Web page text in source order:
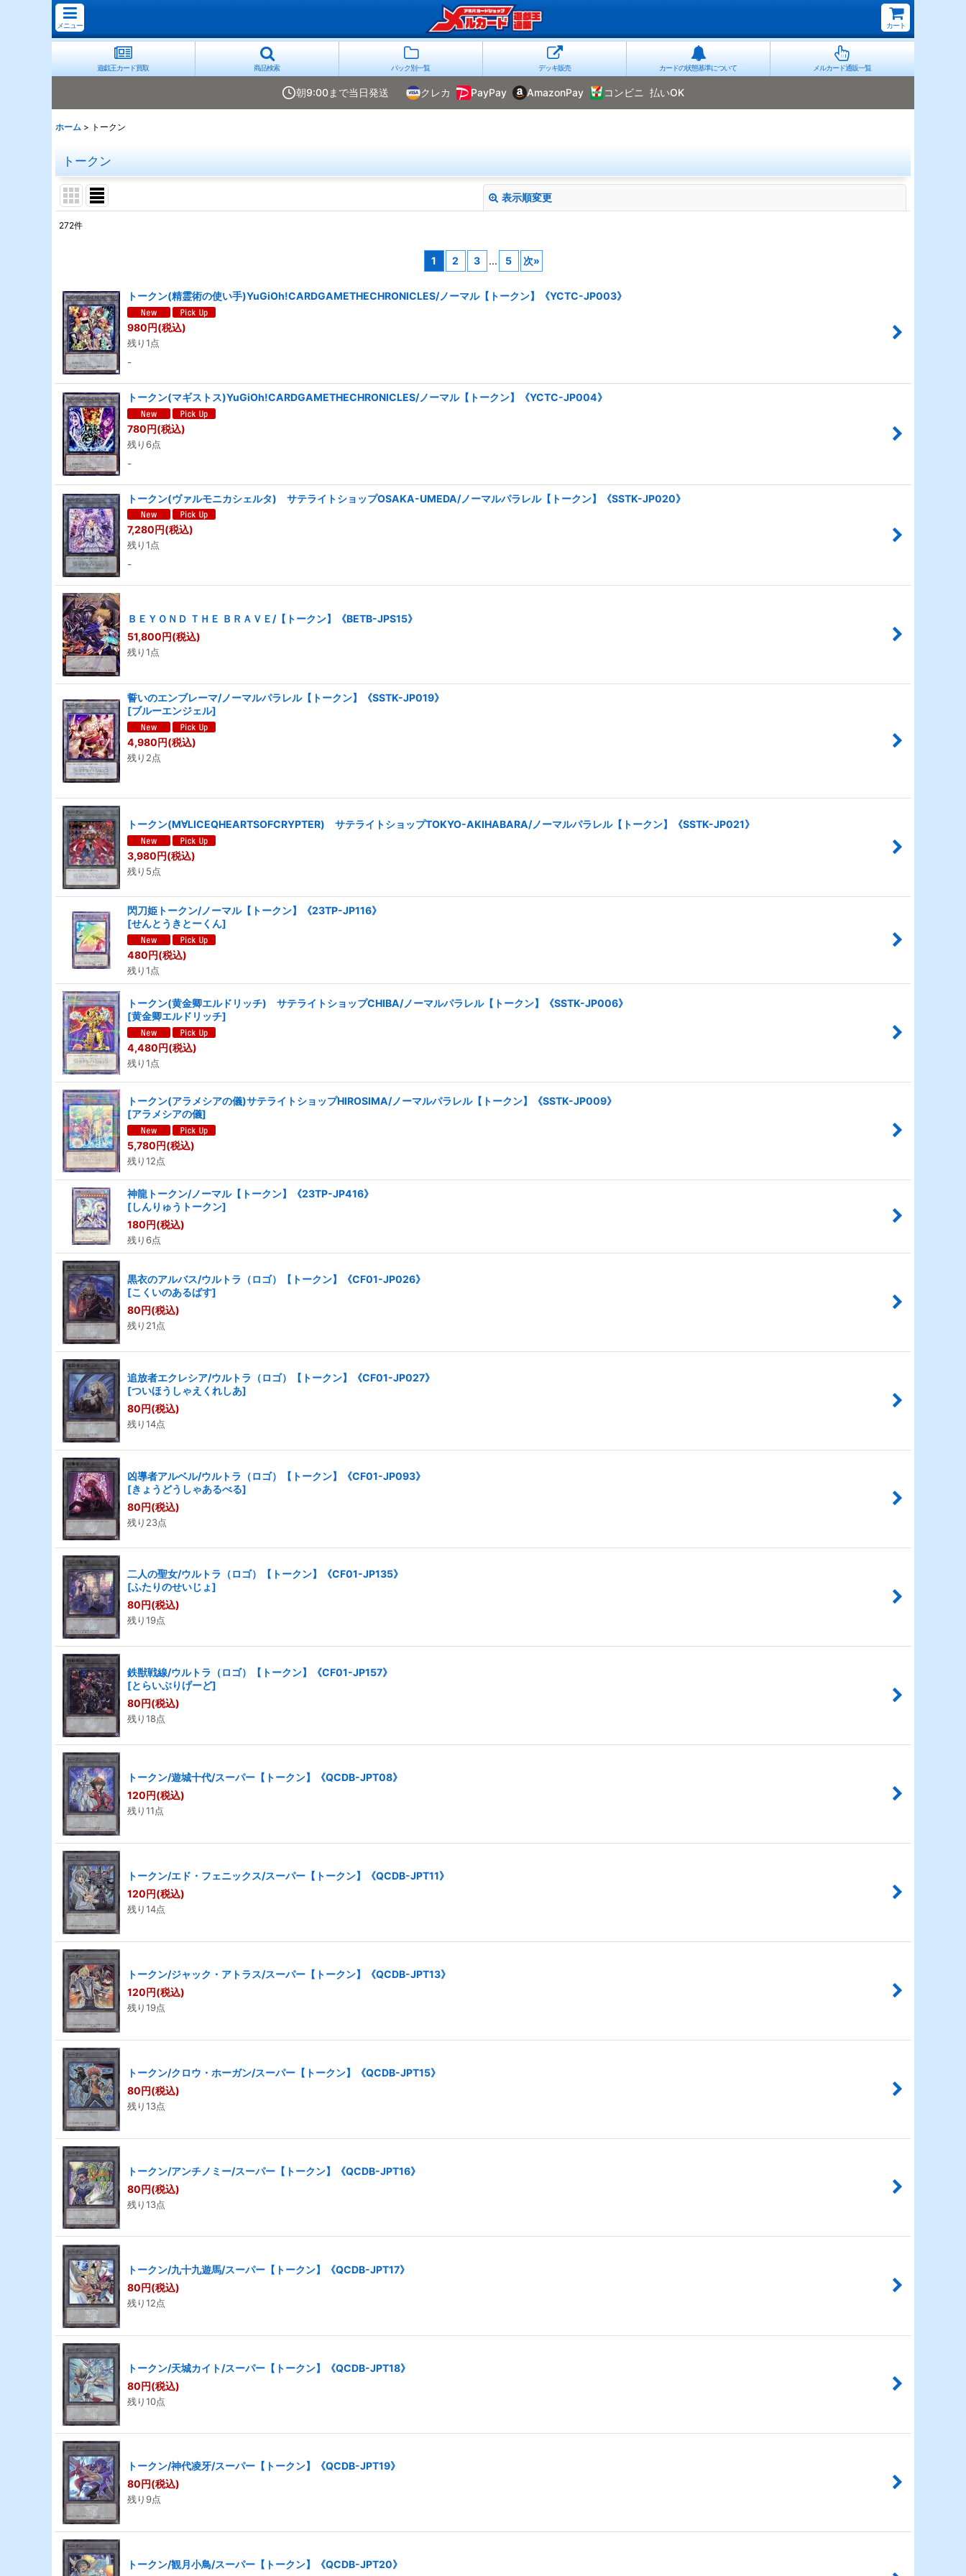
メニュー カート
遊戯王カード買取 商品検索 パック別一覧 デッキ販売 カードの状態基準について メルカード通販一覧
朝9:00まで当日発送 クレカ PayPay AmazonPay コンビニ 払いOK
ホーム > トークン
トークン
表示順変更
272件
1 2 3 ... 5 次»
トークン(精霊術の使い手)YuGiOh!CARDGAMETHECHRONICLES/ノーマル【トークン】《YCTC-JP003》
980円(税込)
残り1点
-
トークン(マギストス)YuGiOh!CARDGAMETHECHRONICLES/ノーマル【トークン】《YCTC-JP004》
780円(税込)
残り6点
-
トークン(ヴァルモニカシェルタ) サテライトショップOSAKA-UMEDA/ノーマルパラレル【トークン】《SSTK-JP020》
7,280 円(税込)
残り1点
-
ＢＥＹＯＮＤ ＴＨＥ ＢＲＡＶＥ/【トークン】《BETB-JPS15》
51,800円(税込)
残り1点
誓いのエンブレーマ/ノーマルパラレル【トークン】《SSTK-JP019》
[ブルーエンジェル]
4,980円(税込)
残り2点
トークン(M∀LICEQHEARTSOFCRYPTER) サテライトショップTOKYO-AKIHABARA/ノーマルパラレル【トークン】《SSTK-JP021》
3,980円(税込)
残り5点
閃刀姫トークン/ノーマル【トークン】《23TP-JP116》
[せんとうきとーくん]
480円(税込)
残り1点
トークン(黄金卿エルドリッチ) サテライトショップCHIBA/ノーマルパラレル【トークン】《SSTK-JP006》
[黄金卿エルドリッチ]
4,480円(税込)
残り1点
トークン(アラメシアの儀)サテライトショップHIROSIMA/ノーマルパラレル【トークン】《SSTK-JP009》
[アラメシアの儀]
5,780円(税込)
残り12点
神龍トークン/ノーマル【トークン】《23TP-JP416》
[しんりゅうトークン]
180円(税込)
残り6点
黒衣のアルバス/ウルトラ（ロゴ）【トークン】《CF01-JP026》
[こくいのあるばす]
80円(税込)
残り21点
追放者エクレシア/ウルトラ（ロゴ）【トークン】《CF01-JP027》
[ついほうしゃえくれしあ]
80円(税込)
残り14点
凶導者アルベル/ウルトラ（ロゴ）【トークン】《CF01-JP093》
[きょうどうしゃあるべる]
80円(税込)
残り23点
二人の聖女/ウルトラ（ロゴ）【トークン】《CF01-JP135》
[ふたりのせいじょ]
80円(税込)
残り19点
鉄獣戦線/ウルトラ（ロゴ）【トークン】《CF01-JP157》
[とらいぶりげーど]
80円(税込)
残り18点
トークン/遊城十代/スーパー【トークン】《QCDB-JPT08》
120円(税込)
残り11点
トークン/エド・フェニックス/スーパー【トークン】《QCDB-JPT11》
120円(税込)
残り14点
トークン/ジャック・アトラス/スーパー【トークン】《QCDB-JPT13》
120円(税込)
残り19点
トークン/クロウ・ホーガン/スーパー【トークン】《QCDB-JPT15》
80円(税込)
残り13点
トークン/アンチノミー/スーパー【トークン】《QCDB-JPT16》
80円(税込)
残り13点
トークン/九十九遊馬/スーパー【トークン】《QCDB-JPT17》
80円(税込)
残り12点
トークン/天城カイト/スーパー【トークン】《QCDB-JPT18》
80円(税込)
残り10点
トークン/神代凌牙/スーパー【トークン】《QCDB-JPT19》
80円(税込)
残り9点
トークン/観月小鳥/スーパー【トークン】《QCDB-JPT20》